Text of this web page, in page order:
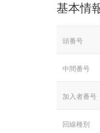
基本情
頭番号
中間番号
加入者番号
回線種別